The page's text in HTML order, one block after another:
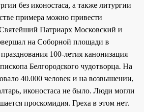
без иконостаса, а также литургии
примера можно привести
Патриарх Московский и
на Соборной площади в
100-летия канонизация
Белгородского чудотворца. На
40.000 человек и на возвышении,
иконостаса не было. Люди могли
проскомидия. Греха в этом нет.